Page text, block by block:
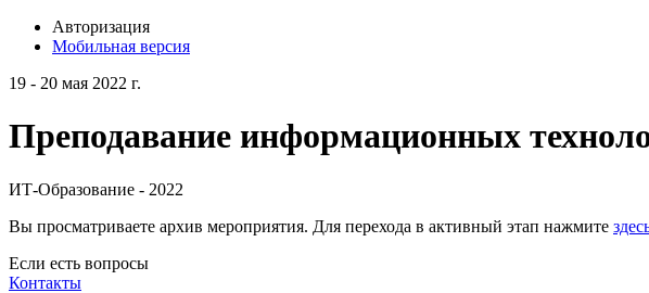
Авторизация
Мобильная версия
19 - 20 мая 2022 г.
Преподавание информационных
ИТ-Образование - 2022
Вы просматриваете архив мероприятия. Для перехода в активный этап нажмите
Если есть вопросы
Контакты